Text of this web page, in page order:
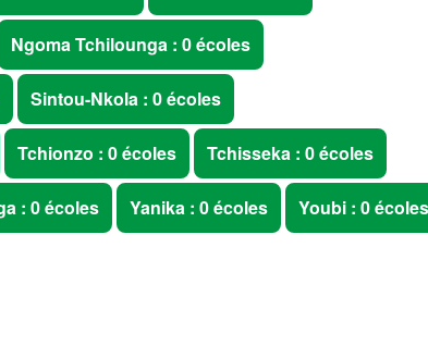
Ngoma Tchilounga : 0 écoles
Sintou-Nkola : 0 écoles
Tchionzo : 0 écoles Tchisseka : 0 écoles
: 0 écoles Yanika : 0 écoles Youbi : 0 écoles